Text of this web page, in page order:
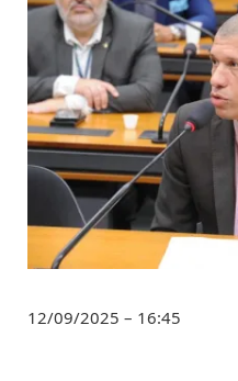
12/09/2025 – 16:45